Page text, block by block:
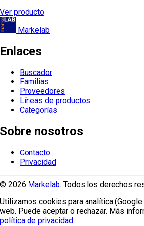
Ver producto
Markelab
Enlaces
Buscador
Familias
Proveedores
Líneas de productos
Categorías
Sobre nosotros
Contacto
Privacidad
© 2026 Markelab. Todos los derechos
Utilizamos cookies para analítica
web. Puede aceptar o rechazar. Más
política de privacidad.